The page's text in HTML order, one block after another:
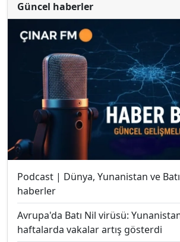
Güncel haberler
Podcast | Dünya, Yunanistan ve
haberler
Avrupa'da Batı Nil virüsü:
haftalarda vakalar artış gösterdi